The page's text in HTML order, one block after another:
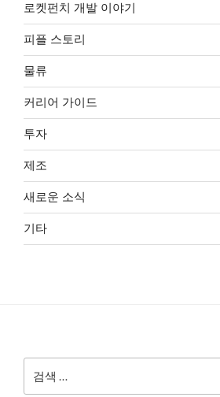
로켓펀치 개발 이야기
피플 스토리
물류
커리어 가이드
투자
제조
새로운 소식
기타
색: